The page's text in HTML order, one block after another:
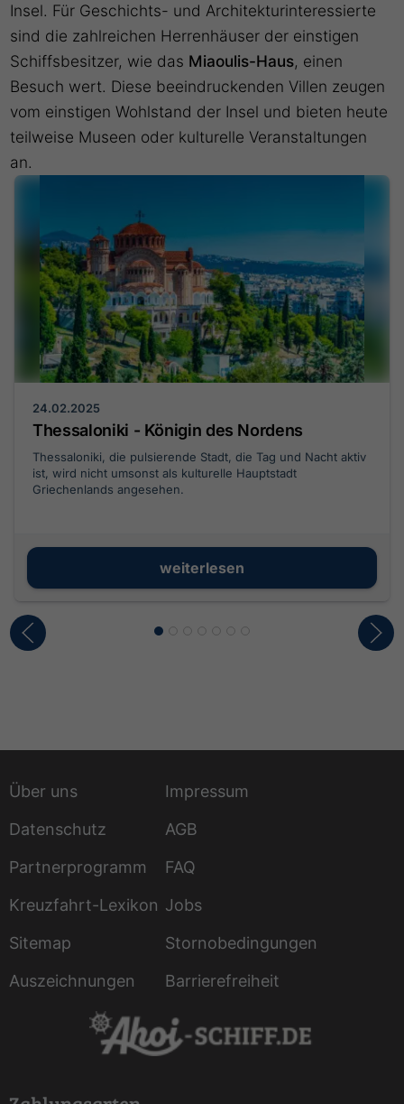
Insel. Für Geschichts- und Architekturinteressierte
sind die zahlreichen Herrenhäuser der einstigen
Schiffsbesitzer, wie das Miaoulis-Haus, einen
Besuch wert. Diese beeindruckenden Villen zeugen
vom einstigen Wohlstand der Insel und bieten heute
teilweise Museen oder kulturelle Veranstaltungen
an.
24.02.2025
Thessaloniki - Königin des Nordens
Thessaloniki, die pulsierende Stadt, die Tag und Nacht aktiv
ist, wird nicht umsonst als kulturelle Hauptstadt
Griechenlands angesehen.
weiterlesen
Über uns
Impressum
Datenschutz
AGB
Partnerprogramm
FAQ
Kreuzfahrt-Lexikon Jobs
Sitemap
Stornobedingungen
Auszeichnungen
Barrierefreiheit